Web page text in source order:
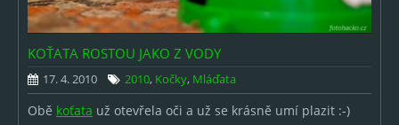
2018
2017
2016
2015
KOŤATA ROSTOU JAKO Z VODY
17. 4. 2010 2010, Kočky, Mláďata
Obě koťata už otevřela oči a už se krásně umí plazit :-)